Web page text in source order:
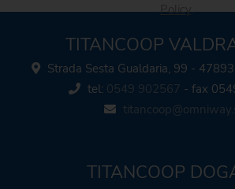
Policy.
TITANCOOP
Strada Sesta Gualdaria, 99 -
tel: 0549 902567 - fax
TITANCOOP